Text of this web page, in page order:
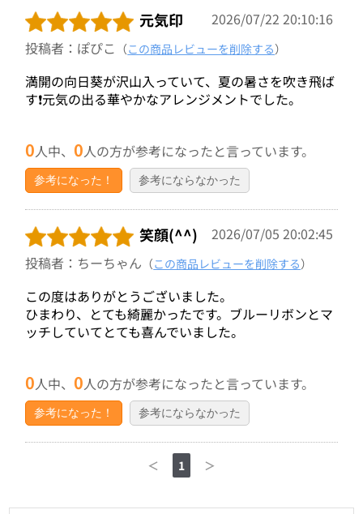
元気印
2026/07/22 20:10:16
投稿者：ぽぴこ （この商品レビューを削除する）
満開の向日葵が沢山入っていて、夏の暑さを吹き飛ば
す❗元気の出る華やかなアレンジメントでした。
0人中、0人の方が参考になったと言っています。
参考になった！ 参考にならなかった
笑顔(^^)
2026/07/05 20:02:45
投稿者：ちーちゃん （この商品レビューを削除する）
この度はありがとうございました。
ひまわり、とても綺麗かったです。ブルーリボンとマ
ッチしていてとても喜んでいました。
0人中、0人の方が参考になったと言っています。
参考になった！ 参考にならなかった
＜ 1 ＞